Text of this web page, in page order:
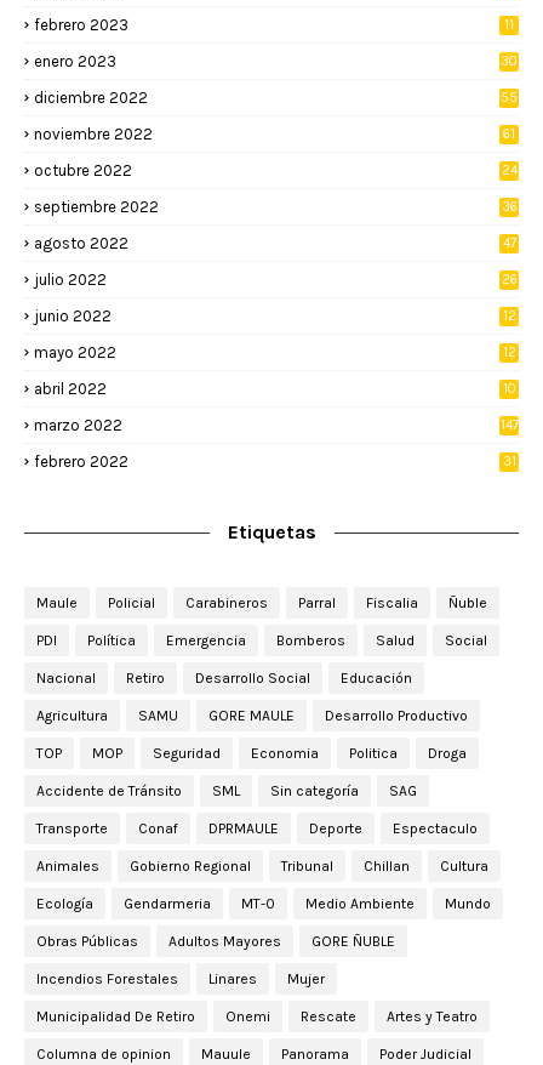
febrero 2023 11
enero 2023 30
diciembre 2022 55
noviembre 2022 61
octubre 2022 24
septiembre 2022 36
agosto 2022 47
julio 2022 26
junio 2022
12
mayo 2022
12
abril 2022
10
marzo 2022 147
febrero 2022 31
Etiquetas
Maule Policial Carabineros Parral Fiscalia Ñuble
PDI Política Emergencia Bomberos Salud Social
Nacional Retiro Desarrollo Social Educación
Agricultura SAMU GORE MAULE Desarrollo Productivo
TOP MOP Seguridad Economia Politica Droga
Accidente de Tránsito SML Sin categoría SAG
Transporte Conaf DPRMAULE Deporte Espectaculo
Animales Gobierno Regional Tribunal Chillan Cultura
Ecología Gendarmeria MT-0 Medio Ambiente Mundo
Obras Públicas Adultos Mayores GORE ÑUBLE
Incendios Forestales Linares Mujer
Municipalidad De Retiro Onemi Rescate Artes y Teatro
Columna de opinion Mauule Panorama Poder Judicial